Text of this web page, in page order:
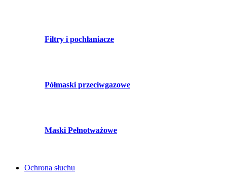
Filtry i pochłaniacze
Półmaski przeciwgazowe
Maski Pełnotważowe
Ochrona słuchu